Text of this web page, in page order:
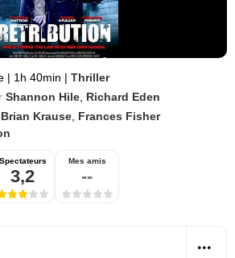
| 1h 40min | Thriller
Shannon Hile Richard Eden
Brian Krause Frances Fisher
Spectateurs
3,2
Mes amis
--